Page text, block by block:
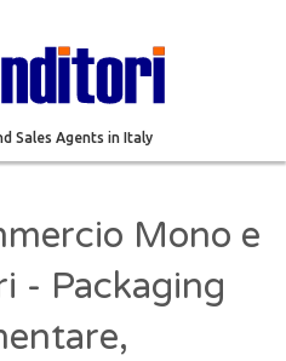
Sales Agents in Italy
Mono e
- Packaging